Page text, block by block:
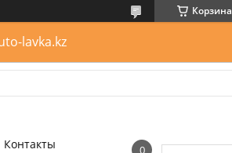
Корзина
lavka.kz
Контакты